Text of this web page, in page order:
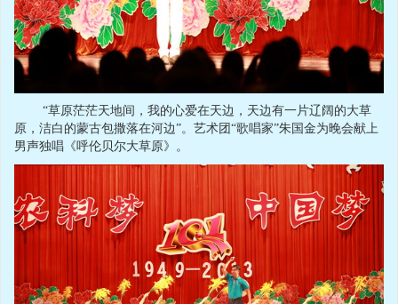
“草原茫茫天地间，我的心爱在天边，天边有一片辽阔的大草
原，洁白的蒙古包撒落在河边”。艺术团“歌唱家”朱国金为晚会献上
男声独唱《呼伦贝尔大草原》。